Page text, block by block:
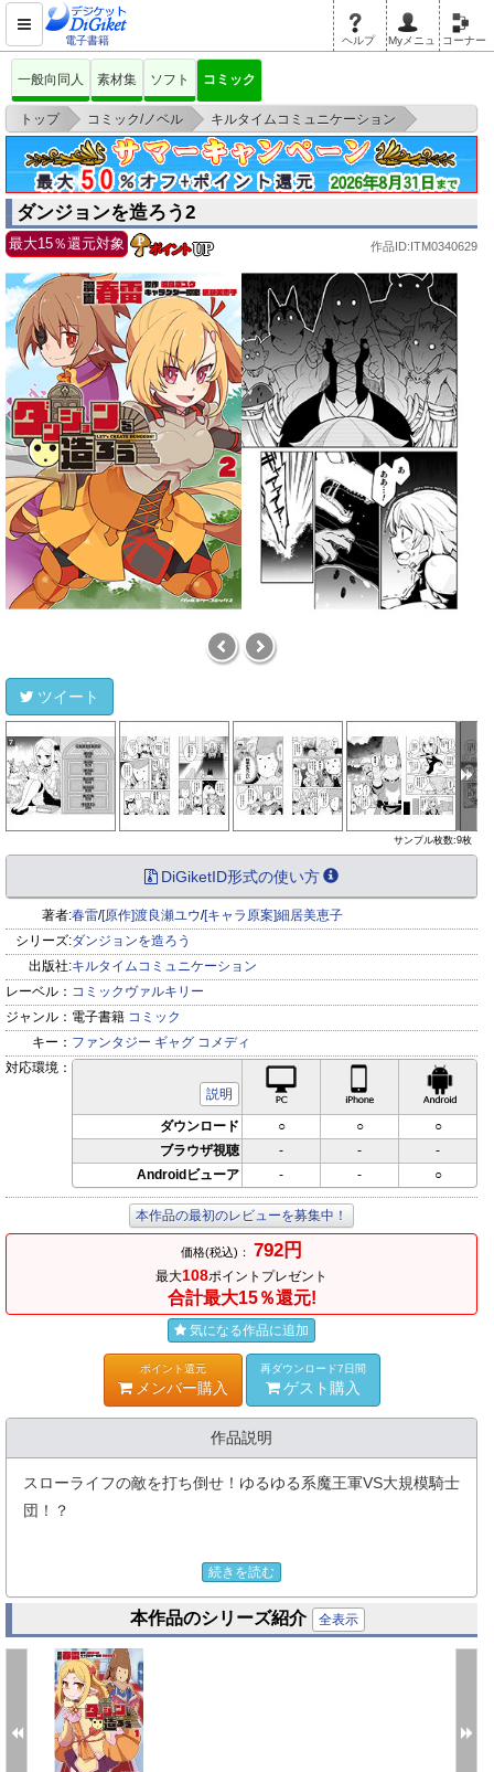
電子書籍 ヘルプ Myメニュ コーナー
一般向同人 素材集 ソフト コミック
トップ > コミック/ノベル > キルタイムコミュニケーション
>
ダンジョンを造ろう2
ダンジョンを造ろう2
最大15％還元対象 作品ID:ITM0340629
ツイート
サンプル枚数:9枚
DiGiketID形式の使い方
著者:春雷/[原作]渡良瀬ユウ/[キャラ原案]細居美恵子
シリーズ:ダンジョンを造ろう
出版社:キルタイムコミュニケーション
レーベル： コミックヴァルキリー
ジャンル： 電子書籍 コミック
キー： ファンタジー ギャグ コメディ
対応環境：
説明
iPhone対応
ダウンロード ○ ○
○
ブラウザ視聴
- -
-
Androidビューア
- - ○
本作品の最初のレビューを募集中！
価格(税込)： 792円
最大108ポイントプレゼント
合計最大15％還元!
気になる作品に追加
ポイント還元
メンバー購入
再ダウンロード7日間
ゲスト購入
作品説明
スローライフの敵を打ち倒せ！ゆるゆる系魔王軍VS大規模騎士
団！？
魔導書『ダンジョンを造ろう』に導かれ
世界征服をすることになった
魔王こと『俺』──ノブナガ。
群犬や蜥蜴人、蜘蛛人、中悪鬼、猪豚人、粘液生物、
さらに強力な冒険者アリスを配下として従え、
ダンジョンを拡張し、順調かと思われた矢先、
大規模騎士団による襲撃に立ち向かうことに！？
続きを読む
本作品のシリーズ紹介 全表示